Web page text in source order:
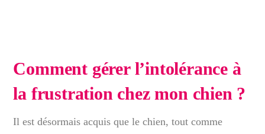
Comment gérer l’intolérance à
la frustration chez mon chien ?
Il est désormais acquis que le chien, tout comme